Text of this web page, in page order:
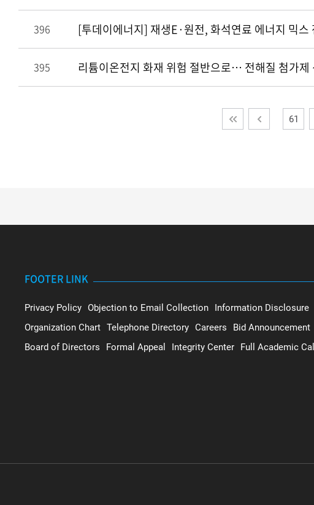
396 [투데이에너지] 재생E·원전, 화석연료 에너지 믹스
395 리튬이온전지 화재 위험 절반으로… 전해질 첨가제
61
FOOTER LINK
Privacy Policy Objection to Email Collection
Information Disclosure
Organization Chart Telephone Directory Careers
Bid Announcement
Board of Directors
Formal Appeal Integrity Center Full Academic